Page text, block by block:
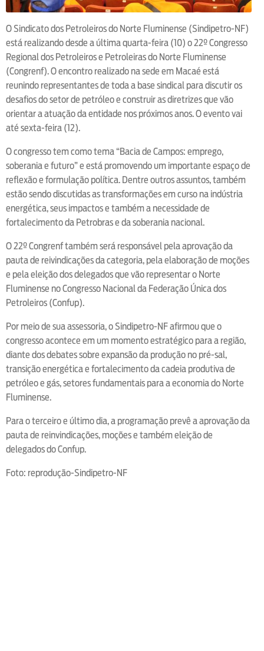
O Sindicato dos Petroleiros do Norte Fluminense (Sindipetro-NF)
está realizando desde a última quarta-feira (10) o 22º Congresso
Regional dos Petroleiros e Petroleiras do Norte Fluminense
(Congrenf). O encontro realizado na sede em Macaé está
reunindo representantes de toda a base sindical para discutir os
desafios do setor de petróleo e construir as diretrizes que vão
orientar a atuação da entidade nos próximos anos. O evento vai
até sexta-feira (12).
O congresso tem como tema “Bacia de Campos: emprego,
soberania e futuro” e está promovendo um importante espaço de
reflexão e formulação política. Dentre outros assuntos, também
estão sendo discutidas as transformações em curso na indústria
energética, seus impactos e também a necessidade de
fortalecimento da Petrobras e da soberania nacional.
O 22º Congrenf também será responsável pela aprovação da
pauta de reivindicações da categoria, pela elaboração de moções
e pela eleição dos delegados que vão representar o Norte
Fluminense no Congresso Nacional da Federação Única dos
Petroleiros (Confup).
Por meio de sua assessoria, o Sindipetro-NF afirmou que o
congresso acontece em um momento estratégico para a região,
diante dos debates sobre expansão da produção no pré-sal,
transição energética e fortalecimento da cadeia produtiva de
petróleo e gás, setores fundamentais para a economia do Norte
Fluminense.
Para o terceiro e último dia, a programação prevê a aprovação da
pauta de reinvindicações, moções e também eleição de
delegados do Confup.
Foto: reprodução-Sindipetro-NF